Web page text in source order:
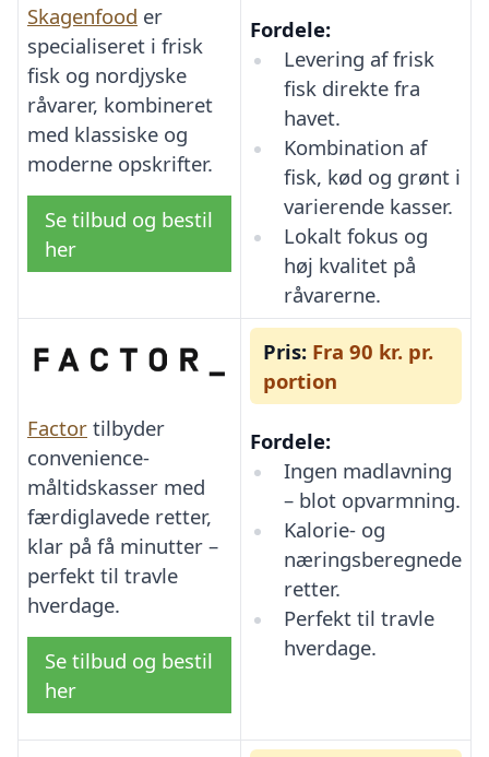
Skagenfood er
specialiseret i frisk
fisk og nordjyske
råvarer, kombineret
med klassiske og
moderne opskrifter.
Se tilbud og bestil
her
Fordele:
Levering af frisk
fisk direkte fra
havet.
Kombination af
fisk, kød og grønt i
varierende kasser.
Lokalt fokus og
høj kvalitet på
råvarerne.
Factor tilbyder
convenience-
måltidskasser med
færdiglavede retter,
klar på få minutter –
perfekt til travle
hverdage.
Se tilbud og bestil
her
Pris: Fra 90 kr. pr.
portion
Fordele:
Ingen madlavning
– blot opvarmning.
Kalorie- og
næringsberegnede
retter.
Perfekt til travle
hverdage.